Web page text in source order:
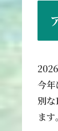
今年
別
ます。